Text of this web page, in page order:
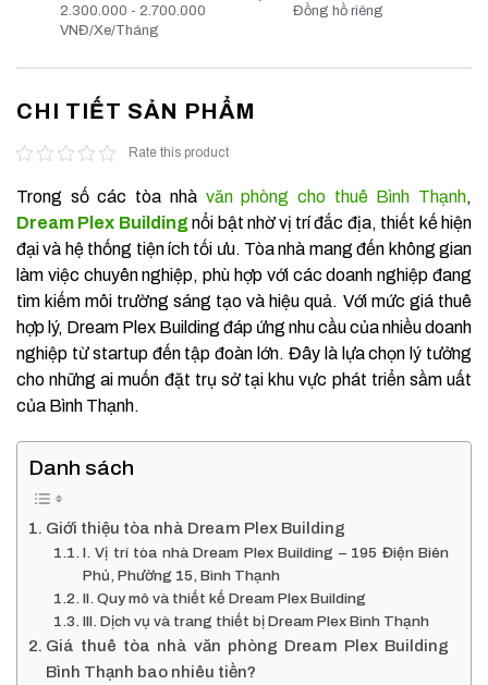
2.300.000 - 2.700.000
VNĐ/Xe/Tháng
Đồng hồ riêng
CHI TIẾT SẢN PHẨM
Rate this product
Trong số các tòa nhà văn phòng cho thuê Bình Thạnh,
Dream Plex Buildingnổi bật nhờ vị trí đắc địa, thiết kế hiện
đại và hệ thống tiện ích tối ưu. Tòa nhà mang đến không gian
làm việc chuyên nghiệp, phù hợp với các doanh nghiệp đang
tìm kiếm môi trường sáng tạo và hiệu quả. Với mức giá thuê
hợp lý, Dream Plex Building đáp ứng nhu cầu của nhiều doanh
nghiệp từ startup đến tập đoàn lớn. Đây là lựa chọn lý tưởng
cho những ai muốn đặt trụ sở tại khu vực phát triển sầm uất
của Bình Thạnh.
Danh sách
Giới thiệu tòa nhà Dream Plex Building
I. Vị trí tòa nhà Dream Plex Building – 195 Điện Biên
Phủ, Phường 15, Bình Thạnh
II. Quy mô và thiết kế Dream Plex Building
III. Dịch vụ và trang thiết bị Dream Plex Bình Thạnh
Giá thuê tòa nhà văn phòng Dream Plex Building
Bình Thạnh bao nhiêu tiền?